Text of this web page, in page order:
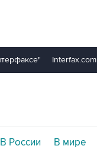
Interfax.com
В России В мире